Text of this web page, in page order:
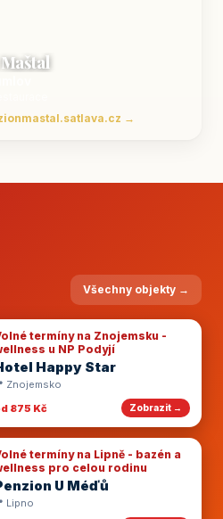
→
Všechny objekty →
termíny na Znojemsku -
u NP Podyjí
Happy Star
Znojemsko
875 Kč
Zobrazit →
termíny na Lipně - bazén a
pro celou rodinu
U Méďů
Lipno